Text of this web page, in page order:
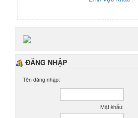
ĐĂNG NHẬP
Tên đăng nhập:
Mật khẩu: